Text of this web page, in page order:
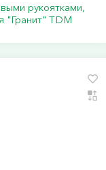
рукоятками,
"Гранит" TDM